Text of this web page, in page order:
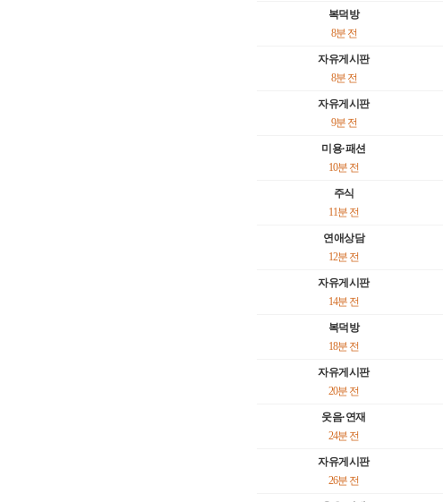
복덕방
8분 전
자유게시판
8분 전
자유게시판
9분 전
미용·패션
10분 전
주식
11분 전
연애상담
12분 전
자유게시판
14분 전
복덕방
18분 전
자유게시판
20분 전
웃음·연재
24분 전
자유게시판
26분 전